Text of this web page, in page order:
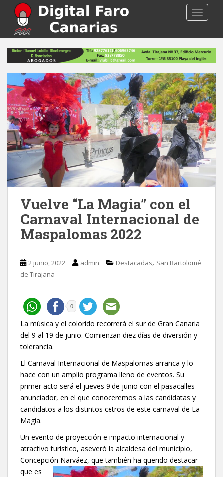
p
Vuelve “La Magia” con el
Carnaval Internacional de
Maspalomas 2022
2 junio, 2022 admin Destacadas, San Bartolomé
de Tirajana
0
La música y el colorido recorrerá el sur de Gran Canaria
del 9 al 19 de junio. Comienzan diez días de diversión y
tolerancia.
El Carnaval Internacional de Maspalomas arranca y lo
hace con un amplio programa lleno de eventos. Su
primer acto será el jueves 9 de junio con el pasacalles
anunciador, en el que conoceremos a las candidatas y
candidatos a los distintos cetros de este carnaval de La
Magia.
Un evento de proyección e impacto internacional y
atractivo turístico, aseveró la alcaldesa del municipio,
Concepción Narváez, que también ha querido destacar
que es